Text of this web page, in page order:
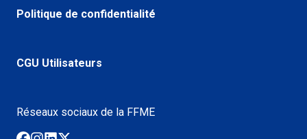
Politique de confidentialité
CGU Utilisateurs
Réseaux sociaux de la FFME